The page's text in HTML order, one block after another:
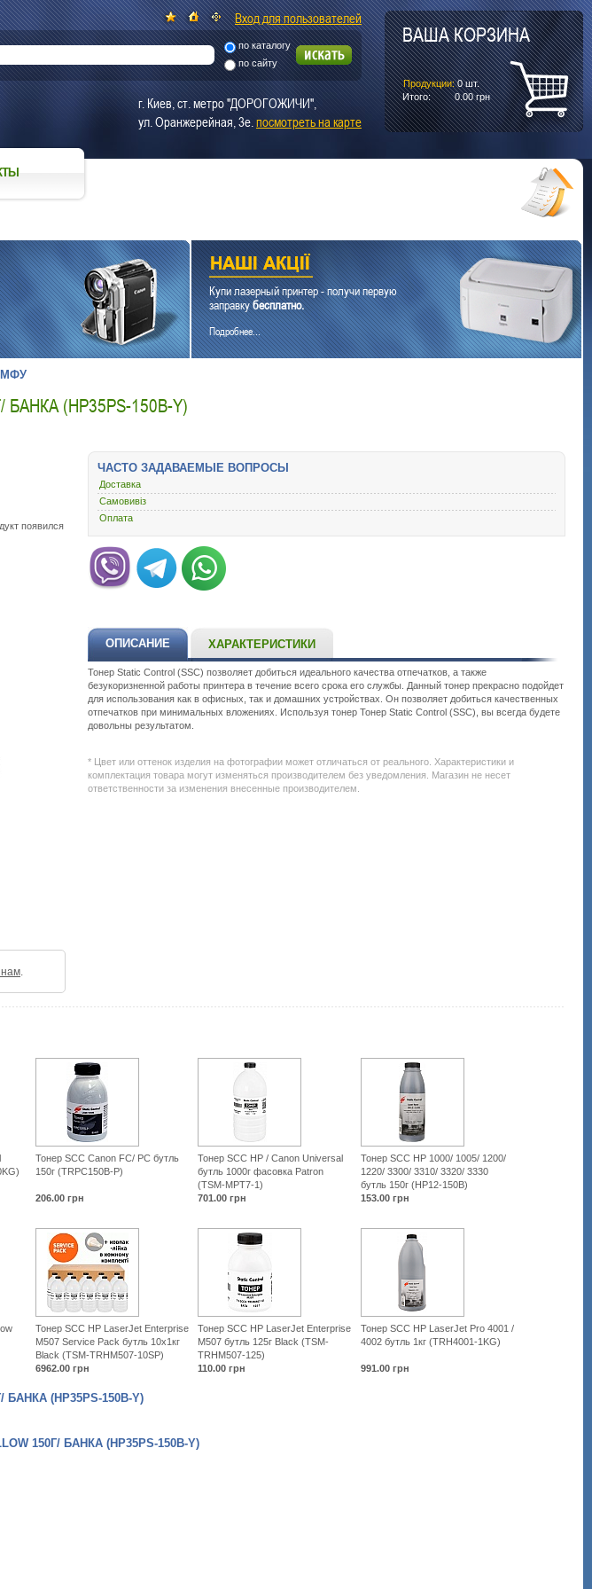
Купи лазерный принтер - получи первую
заправкубесплатно.
Подробнее...
МФУ
БАНКА (HP35PS-150B-Y)
появился
.
ЧАСТО ЗАДАВАЕМЫЕ ВОПРОСЫ
Доставка
Самовивіз
Оплата
ОПИСАНИЕ ХАРАКТЕРИСТИКИ
Тонер Static Control (SSC) позволяет добиться идеального качества отпечатков, а также
безукоризненной работы принтера в течение всего срока его службы. Данный тонер прекрасно подойдет
для использования как в офисных, так и домашних устройствах. Он позволяет добиться качественных
отпечатков при минимальных вложениях. Используя тонер Тонер Static Control (SSC), вы всегда будете
довольны результатом.
rashodnye-
materialy/2809-
toner-
* Цвет или оттенок изделия на фотографии может отличаться от реального. Характеристики и
комплектация товара могут изменяться производителем без уведомления. Магазин не несет
ответственности за изменения внесенные производителем.
Тонер SCC Canon FC/ PC бутль
150г (TRPC150B-P)
Тонер SCC HP / Canon Universal
бутль 1000г фасовка Patron
(TSM-MPT7-1)
Тонер SCC HP 1000/ 1005/ 1200/
1220/ 3300/ 3310/ 3320/ 3330
бутль 150г (HP12-150B)
206.00 грн 701.00 грн 153.00 грн
Тонер SCC HP LaserJet Enterprise
M507 Service Pack бутль 10x1кг
Black (TSM-TRHM507-10SP)
Тонер SCC HP LaserJet Enterprise
M507 бутль 125г Black (TSM-
TRHM507-125)
Тонер SCC HP LaserJet Pro 4001 /
4002 бутль 1кг (TRH4001-1KG)
6962.00 грн 110.00 грн 991.00 грн
(HP35PS-150B-Y)
150Г/ БАНКА (HP35PS-150B-Y)
ВАША КОРЗИНА
Продукции: 0шт.
Итого:
0.00 грн
Вход для пользователей
по каталогу
по сайту
г. Киев, ст. метро "ДОРОГОЖИЧИ",
ул. Оранжерейная, 3е.посмотреть на карте